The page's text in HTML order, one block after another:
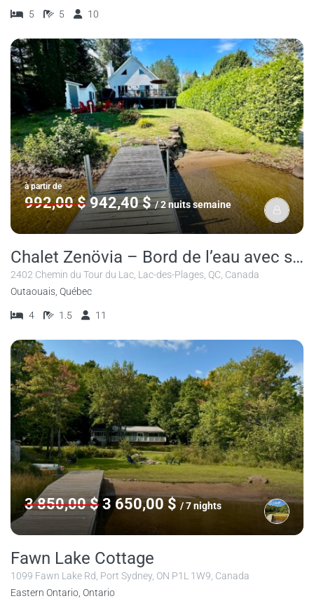
5 5 10
à partir de
992,00 $ 942,40 $ / 2 nuits semaine
Chalet Zenövia – Bord de l’eau avec spa au Lac-des-Plages
2402 Chemin du Tour du Lac, Lac-des-Plages, QC, Canada
Outaouais, Québec
4 1.5 11
3 850,00 $ 3 650,00 $ / 7 nights
Fawn Lake Cottage
1099 Fawn Lake Rd, Port Sydney, ON P1L 1W9, Canada
Eastern Ontario, Ontario